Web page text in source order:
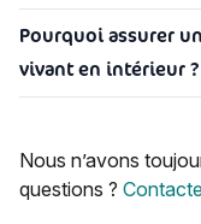
Pourquoi assurer
vivant en intérieur ?
Nous n’avons
questions ?